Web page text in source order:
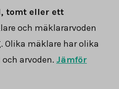
tomt eller ett
och mäklararvoden
Olika mäklare har olika
arvoden. Jämför